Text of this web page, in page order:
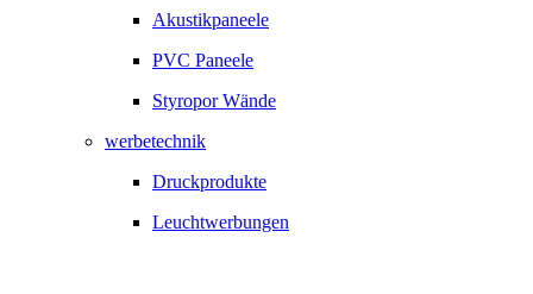
Akustikpaneele
PVC Paneele
Styropor Wände
werbetechnik
Druckprodukte
Leuchtwerbungen